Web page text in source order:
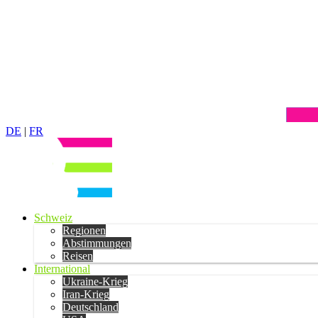
DE | FR
Schweiz
Regionen
Abstimmungen
Reisen
International
Ukraine-Krieg
Iran-Krieg
Deutschland